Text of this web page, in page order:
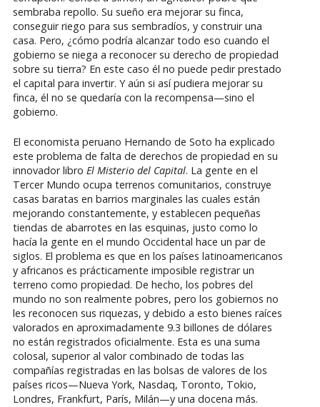
sembraba repollo. Su sueño era mejorar su finca,
conseguir riego para sus sembradíos, y construir una
casa. Pero, ¿cómo podría alcanzar todo eso cuando el
gobierno se niega a reconocer su derecho de propiedad
sobre su tierra? En este caso él no puede pedir prestado
el capital para invertir. Y aún si así pudiera mejorar su
finca, él no se quedaría con la recompensa—sino el
gobierno.
El economista peruano Hernando de Soto ha explicado
este problema de falta de derechos de propiedad en su
innovador libro El Misterio del Capital. La gente en el
Tercer Mundo ocupa terrenos comunitarios, construye
casas baratas en barrios marginales las cuales están
mejorando constantemente, y establecen pequeñas
tiendas de abarrotes en las esquinas, justo como lo
hacía la gente en el mundo Occidental hace un par de
siglos. El problema es que en los países latinoamericanos
y africanos es prácticamente imposible registrar un
terreno como propiedad. De hecho, los pobres del
mundo no son realmente pobres, pero los gobiernos no
les reconocen sus riquezas, y debido a esto bienes raíces
valorados en aproximadamente 9.3 billones de dólares
no están registrados oficialmente. Esta es una suma
colosal, superior al valor combinado de todas las
compañías registradas en las bolsas de valores de los
países ricos—Nueva York, Nasdaq, Toronto, Tokio,
Londres, Frankfurt, París, Milán—y una docena más.